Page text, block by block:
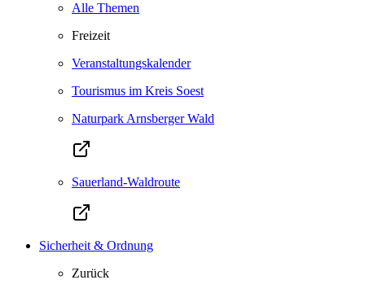
Alle Themen
Freizeit
Veranstaltungskalender
Tourismus im Kreis Soest
Naturpark Arnsberger Wald
Sauerland-Waldroute
Sicherheit & Ordnung
Zurück